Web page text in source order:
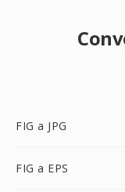
FIG a JPG
FIG a EPS